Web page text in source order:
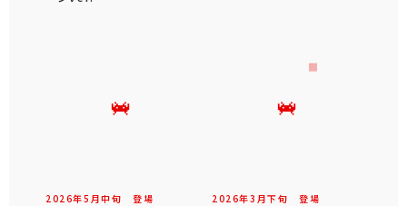
2026年5 月中旬 登場 2026年3 月下旬 登場